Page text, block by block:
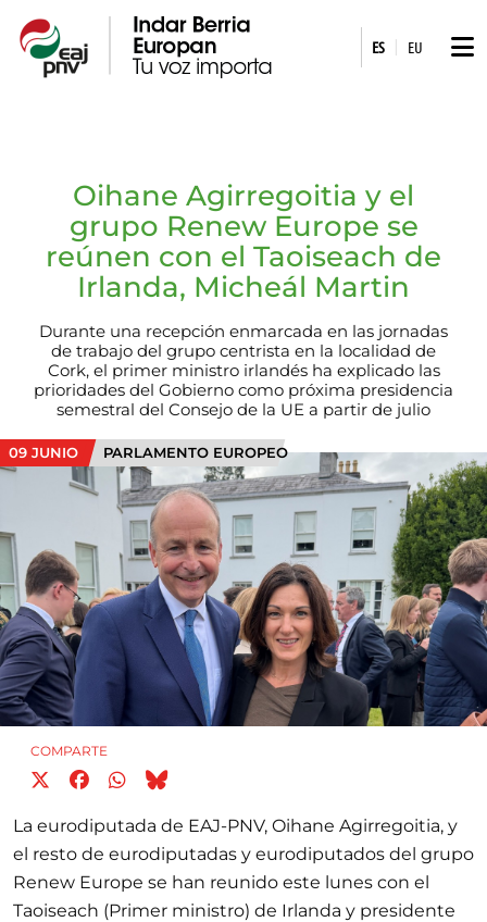
ES | EU
Oihane Agirregoitia y el
grupo Renew Europe se
reúnen con el Taoiseach de
Irlanda, Micheál Martin
Durante una recepción enmarcada en las jornadas
de trabajo del grupo centrista en la localidad de
Cork, el primer ministro irlandés ha explicado las
prioridades del Gobierno como próxima presidencia
semestral del Consejo de la UE a partir de julio
09 JUNIO PARLAMENTO EUROPEO
COMPARTE
La eurodiputada de EAJ-PNV, Oihane Agirregoitia, y
el resto de eurodiputadas y eurodiputados del grupo
Renew Europe se han reunido este lunes con el
Taoiseach (Primer ministro) de Irlanda y presidente